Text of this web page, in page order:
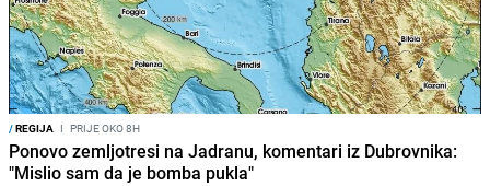
/REGIJA I PRIJE OKO 8H
Ponovo zemljotresi na Jadranu, komentari iz Dubrovnika:
"Mislio sam da je bomba pukla"